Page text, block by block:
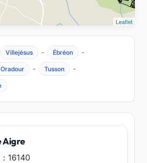
Leaflet
Villejésus - Ébréon -
Oradour - Tusson -
Aigre
16140